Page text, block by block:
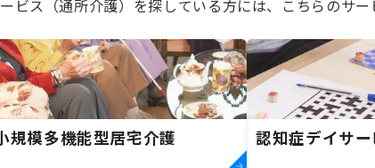
ビス（通所介護）を探している方には、こちらのサー
規模多機能型居宅介護 認知症デイサー